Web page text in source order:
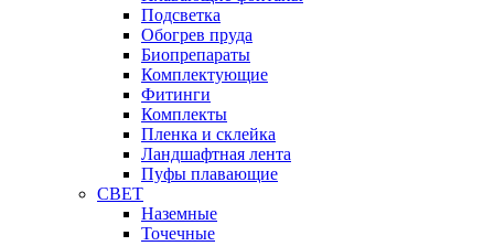
Подсветка
Обогрев пруда
Биопрепараты
Комплектующие
Фитинги
Комплекты
Пленка и склейка
Ландшафтная лента
Пуфы плавающие
СВЕТ
Наземные
Точечные